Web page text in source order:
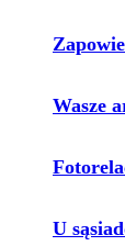
Wasze
U